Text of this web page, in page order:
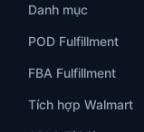
Danh mục
POD Fulfillment
FBA Fulfillment
Tích hợp Walmart